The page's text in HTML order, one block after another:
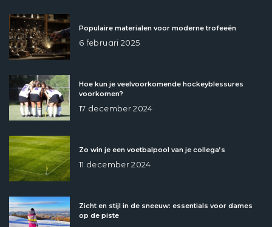
Populaire materialen voor moderne trofeeën
6 februari 2025
Hoe kun je veelvoorkomende hockeyblessures
voorkomen?
17 december 2024
Zo win je een voetbalpool van je collega’s
11 december 2024
Zicht en stijl in de sneeuw: essentials voor dames
op de piste